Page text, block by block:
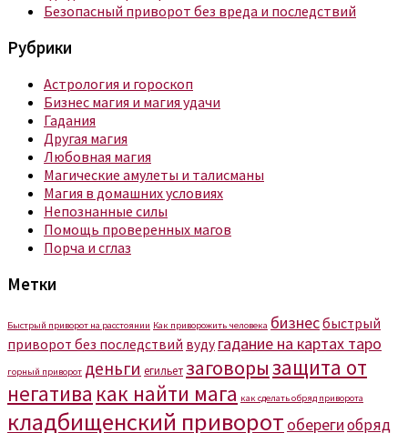
Безопасный приворот без вреда и последствий
Рубрики
Астрология и гороскоп
Бизнес магия и магия удачи
Гадания
Другая магия
Любовная магия
Магические амулеты и талисманы
Магия в домашних условиях
Непознанные силы
Помощь проверенных магов
Порча и сглаз
Метки
Быстрый приворот на расстоянии Как приворожить человека бизнесбыстрый
приворот без последствий вуду гадание на картах таро
горный приворот деньги егильетзаговорызащита от
негатива как найти мага как сделать обряд приворота
кладбищенский приворот оберегиобряд